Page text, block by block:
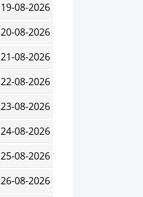
19-08-2026
20-08-2026
21-08-2026
22-08-2026
23-08-2026
24-08-2026
25-08-2026
26-08-2026